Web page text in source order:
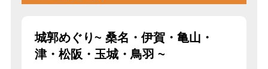
城郭めぐり~ 桑名・伊賀・亀山・
津・松阪・玉城・鳥羽 ~